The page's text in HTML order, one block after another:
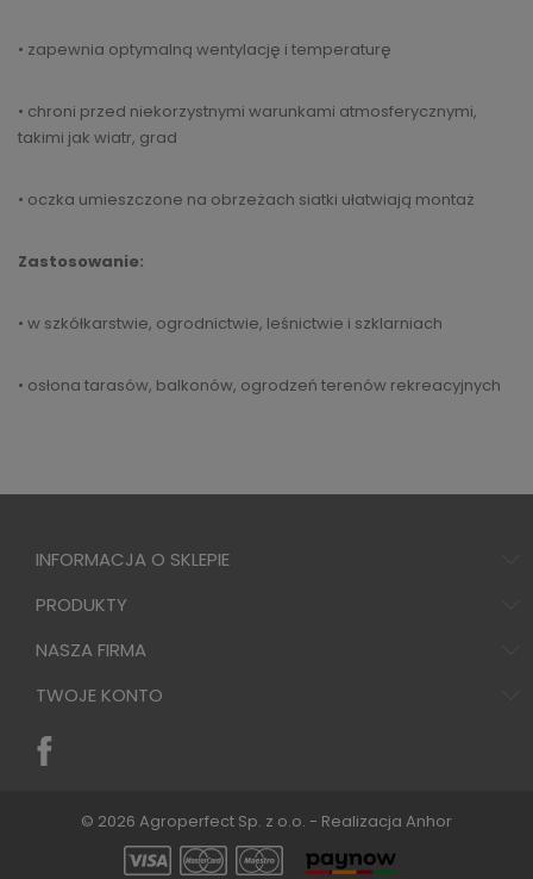
• zapewnia optymalną wentylację i temperaturę
• chroni przed niekorzystnymi warunkami atmosferycznymi,
takimi jak wiatr, grad
• oczka umieszczone na obrzeżach siatki ułatwiają montaż
Zastosowanie:
• w szkółkarstwie, ogrodnictwie, leśnictwie i szklarniach
• osłona tarasów, balkonów, ogrodzeń terenów rekreacyjnych
INFORMACJA O SKLEPIE
PRODUKTY
NASZA FIRMA
TWOJE KONTO
© 2026 Agroperfect Sp. z o.o. - Realizacja Anhor